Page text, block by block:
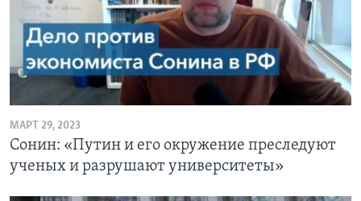
МАРТ 29, 2023
Сонин: «Путин и его окружение преследуют
ученых и разрушают университеты»